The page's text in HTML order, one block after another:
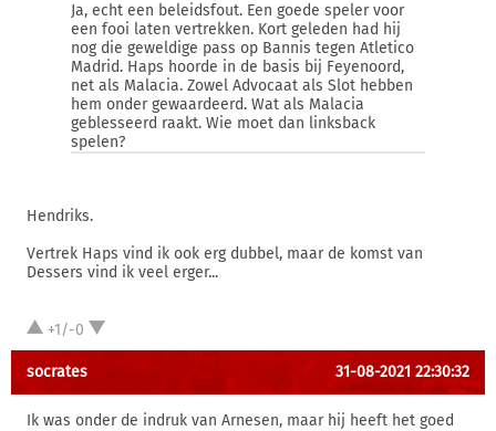
Ja, echt een beleidsfout. Een goede speler voor
een fooi laten vertrekken. Kort geleden had hij
nog die geweldige pass op Bannis tegen Atletico
Madrid. Haps hoorde in de basis bij Feyenoord,
net als Malacia. Zowel Advocaat als Slot hebben
hem onder gewaardeerd. Wat als Malacia
geblesseerd raakt. Wie moet dan linksback
spelen?
Hendriks.
Vertrek Haps vind ik ook erg dubbel, maar de komst van
Dessers vind ik veel erger...
+1/-0
socrates 31-08-2021 22:30:32
Ik was onder de indruk van Arnesen, maar hij heeft het goed